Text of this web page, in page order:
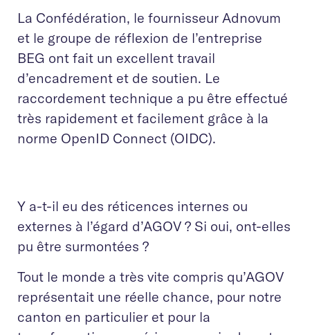
La Confédération, le fournisseur Adnovum
et le groupe de réflexion de l’entreprise
BEG ont fait un excellent travail
d’encadrement et de soutien. Le
raccordement technique a pu être effectué
très rapidement et facilement grâce à la
norme OpenID Connect (OIDC).
Y a-t-il eu des réticences internes ou
externes à l’égard d’AGOV ? Si oui, ont-elles
pu être surmontées ?
Tout le monde a très vite compris qu’AGOV
représentait une réelle chance, pour notre
canton en particulier et pour la